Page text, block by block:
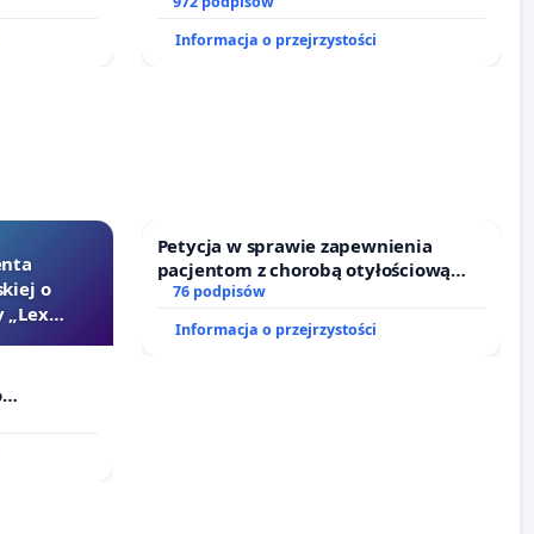
Informacja o przejrzystości
o
„Lex
Petycja w sprawie zapewnienia
pacjentom z chorobą otyłościową
dostępu do kompleksowego leczenia
76 podpisów
Informacja o przejrzystości